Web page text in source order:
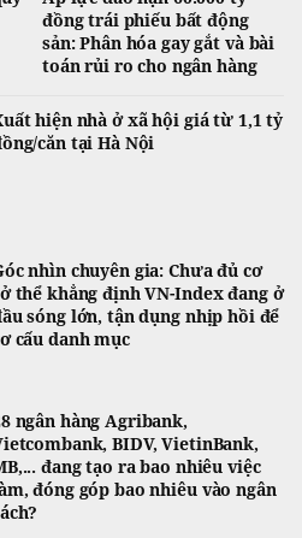
đồng trái phiếu bất động
sản: Phân hóa gay gắt và bài
toán rủi ro cho ngân hàng
hiện nhà ở xã hội giá từ 1,1 tỷ
căn tại Hà Nội
nhìn chuyên gia: Chưa đủ cơ
thể khẳng định VN-Index đang ở
sóng lớn, tận dụng nhịp hồi để
cấu danh mục
ngân hàng Agribank,
BIDV, VietinBank,
đang tạo ra bao nhiêu việc
đóng góp bao nhiêu vào ngân